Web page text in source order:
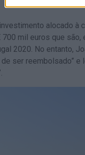
alocado à
mil euros que
2020. No entanto,
ser reembolsado” e